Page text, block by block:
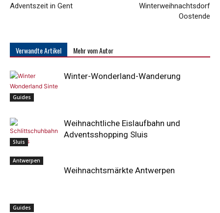
Adventszeit in Gent
Winterweihnachtsdorf
Oostende
Verwandte Artikel Mehr vom Autor
Guides
Winter-Wonderland-Wanderung
Sluis
Weihnachtliche Eislaufbahn und
Adventsshopping Sluis
Antwerpen
Weihnachtsmärkte Antwerpen
Guides